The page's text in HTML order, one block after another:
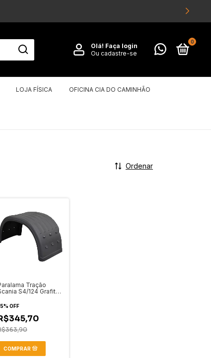
Olá! Faça login
Ou cadastre-se
0
LOJA FÍSICA OFICINA CIA DO CAMINHÃO
Ordenar
Tração
S4/124 Grafite
5% OFF